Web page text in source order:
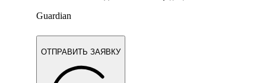
Guardian
ОТПРАВИТЬ ЗАЯВКУ